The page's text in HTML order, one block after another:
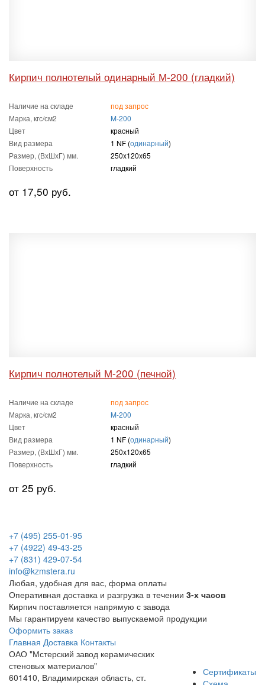
Кирпич полнотелый одинарный М-200 (гладкий)
Наличие на складе
под запрос
Марка, кгс/см2
M-200
Цвет
красный
Вид размера
1 NF (одинарный)
Размер, (ВхШхГ) мм.
250x120x65
Поверхность
гладкий
от 17,50 руб.
Кирпич полнотелый М-200 (печной)
Наличие на складе
под запрос
Марка, кгс/см2
M-200
Цвет
красный
Вид размера
1 NF (одинарный)
Размер, (ВхШхГ) мм.
250x120x65
Поверхность
гладкий
от 25 руб.
+7 (495) 255-01-95
+7 (4922) 49-43-25
+7 (831) 429-07-54
info@kzmstera.ru
Любая, удобная для вас, форма оплаты
Оперативная доставка и разгрузка в течении 3-х часов
Кирпич поставляется напрямую с завода
Мы гарантируем качество выпускаемой продукции
Оформить заказ
Главная Доставка Контакты
ОАО "Мстерский завод керамических
стеновых материалов"
601410, Владимирская область, ст.
Сертификаты